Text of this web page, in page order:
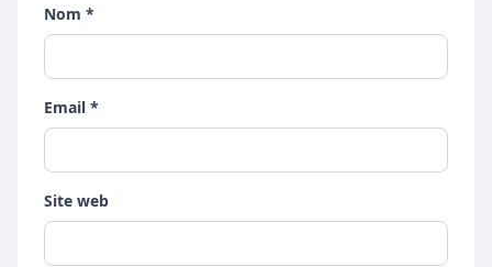
Nom *
Email *
Site web